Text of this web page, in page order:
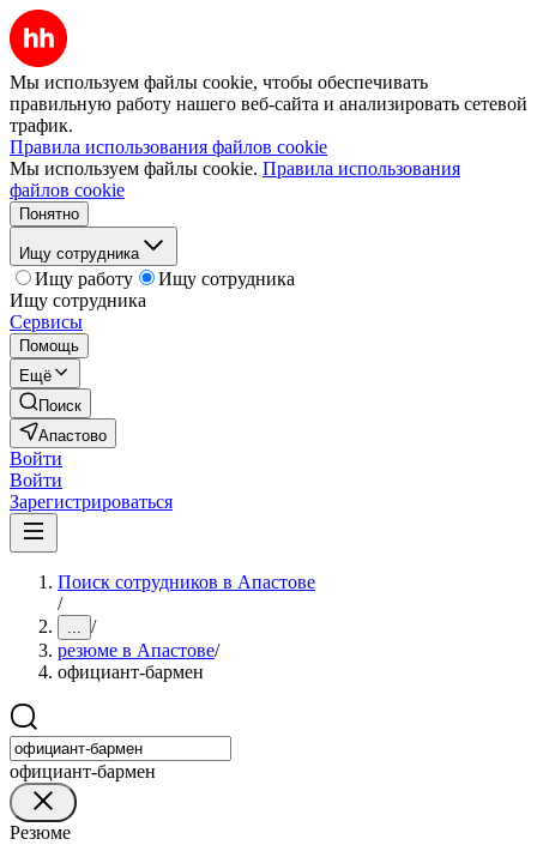
Мы используем файлы cookie, чтобы обеспечивать
правильную работу нашего веб-сайта и анализировать сетевой
трафик.
Правила использования файлов cookie
Мы используем файлы cookie. Правила использования
файлов cookie
Понятно
Ищу сотрудника
Ищу работу
Ищу сотрудника
Ищу сотрудника
Сервисы
Помощь
Ещё
Поиск
Апастово
Войти
Войти
Зарегистрироваться
Поиск сотрудников в Апастове
/
... /
резюме в Апастове/
официант-бармен
официант-бармен
Резюме